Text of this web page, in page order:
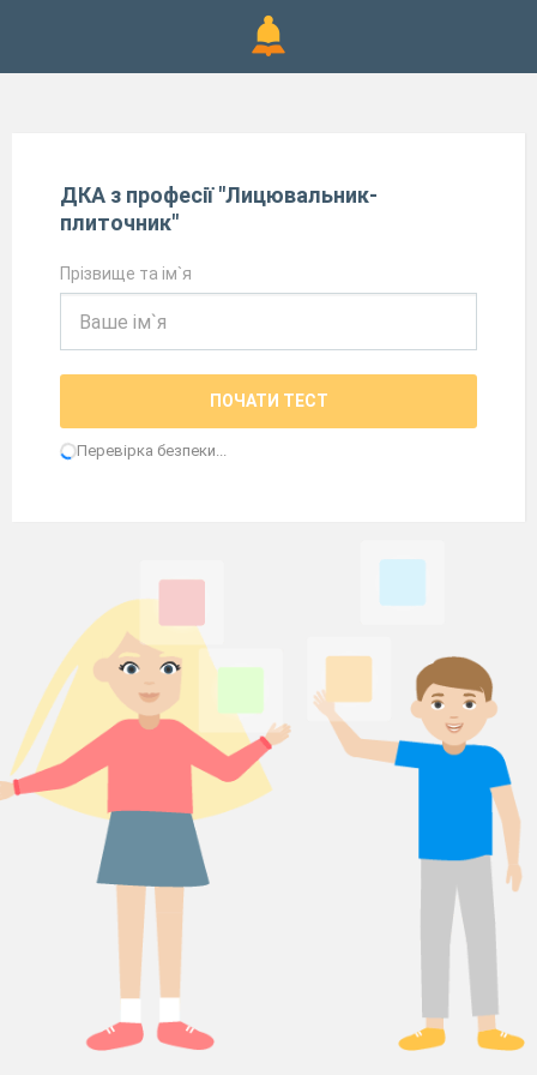
ДКА з професії "Лицювальник-
плиточник"
Прізвище та ім`я
ПОЧАТИ ТЕСТ
Перевірка безпеки...